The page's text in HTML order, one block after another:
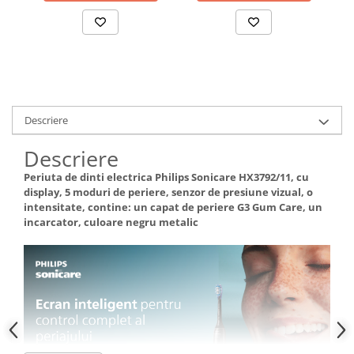
negru
magnet
Descriere
Descriere
Periuta de dinti electrica Philips Sonicare HX3792/11, cu
display, 5 moduri de periere, senzor de presiune vizual, o
intensitate, contine: un capat de periere G3 Gum Care, un
incarcator, culoare negru metalic